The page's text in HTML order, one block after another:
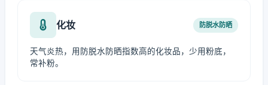
化妆 防脱水防晒
天气炎热，用防脱水防晒指数高的化妆品，少用粉底，
常补粉。